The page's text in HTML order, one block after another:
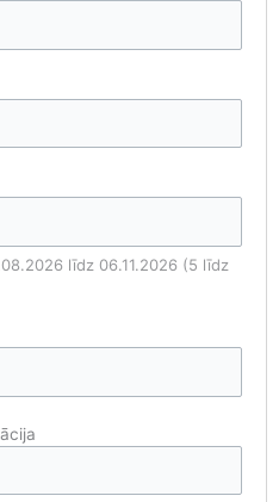
līdz 06.11.2026 (5 līdz